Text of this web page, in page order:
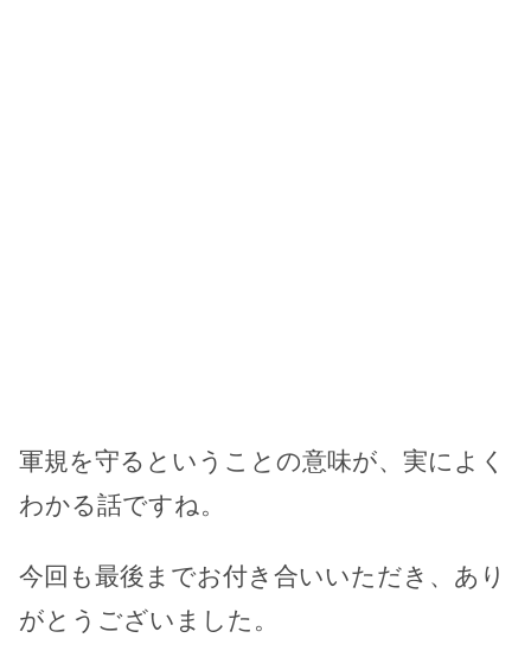
軍規を守るということの意味が、実によく
わかる話ですね。
今回も最後までお付き合いいただき、あり
がとうございました。